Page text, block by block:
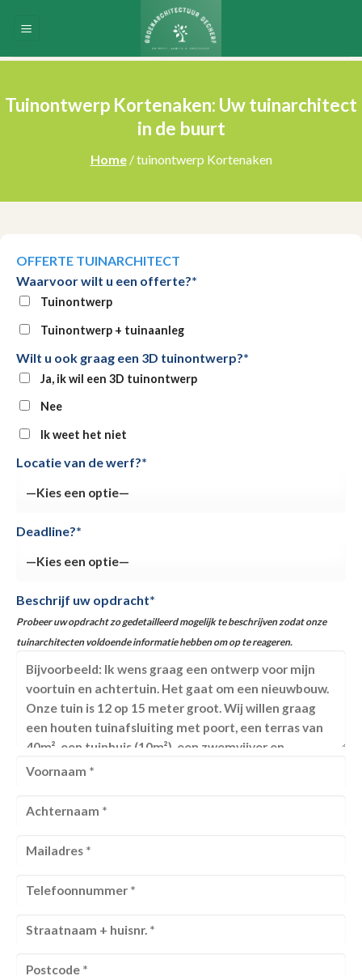
Tuinontwerp Kortenaken: Uw tuinarchitect
in de buurt
Home/ tuinontwerp Kortenaken
OFFERTE TUINARCHITECT
Waarvoor wilt u een offerte?*
Tuinontwerp
Tuinontwerp + tuinaanleg
Wilt u ook graag een 3D tuinontwerp?*
Ja, ik wil een 3D tuinontwerp
Nee
Ik weet het niet
Locatie van de werf?*
Deadline?*
Beschrijf uw opdracht*
Probeer uw opdracht zo gedetailleerd mogelijk te beschrijven zodat onze
tuinarchitecten voldoende informatie hebben om op te reageren.